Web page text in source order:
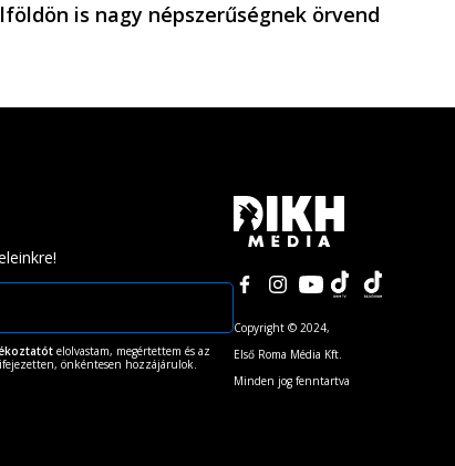
is nagy népszerűségnek örvend
elolvastam, megértettem és az
önkéntesen hozzájárulok.
Copyright © 2024,
Első Roma Média Kft.
Minden jog fenntartva